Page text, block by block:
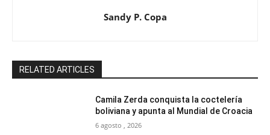
Sandy P. Copa
RELATED ARTICLES
Camila Zerda conquista la coctelería
boliviana y apunta al Mundial de Croacia
6 agosto , 2026